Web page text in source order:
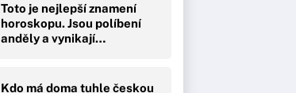
Toto je nejlepší znamení
horoskopu. Jsou políbení
anděly a vynikají…
Kdo má doma tuhle českou